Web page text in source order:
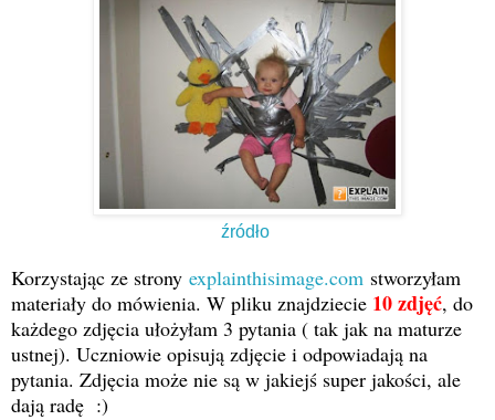
źródło
Korzystając ze strony explainthisimage.com stworzyłam
materiały do mówienia. W pliku znajdziecie 10 zdjęć, do
każdego zdjęcia ułożyłam 3 pytania ( tak jak na maturze
ustnej). Uczniowie opisują zdjęcie i odpowiadają na
pytania. Zdjęcia może nie są w jakiejś super jakości, ale
dają radę :)